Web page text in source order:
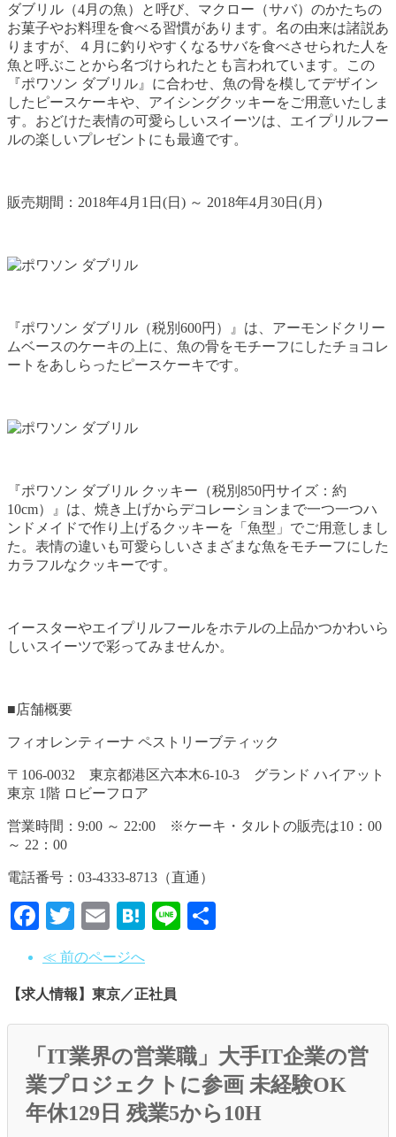
ダブリル（4月の魚）と呼び、マクロー（サバ）のかたちの
お菓子やお料理を食べる習慣があります。名の由来は諸説あ
りますが、４月に釣りやすくなるサバを食べさせられた人を
魚と呼ぶことから名づけられたとも言われています。この
『ポワソン ダブリル』に合わせ、魚の骨を模してデザイン
したピースケーキや、アイシングクッキーをご用意いたしま
す。おどけた表情の可愛らしいスイーツは、エイプリルフー
ルの楽しいプレゼントにも最適です。
販売期間：2018年4月1日(日) ～ 2018年4月30日(月)
『ポワソン ダブリル（税別600円）』は、アーモンドクリー
ムベースのケーキの上に、魚の骨をモチーフにしたチョコレ
ートをあしらったピースケーキです。
『ポワソン ダブリル クッキー（税別850円サイズ：約
10cm）』は、焼き上げからデコレーションまで一つ一つハ
ンドメイドで作り上げるクッキーを「魚型」でご用意しまし
た。表情の違いも可愛らしいさまざまな魚をモチーフにした
カラフルなクッキーです。
イースターやエイプリルフールをホテルの上品かつかわいら
しいスイーツで彩ってみませんか。
■店舗概要
フィオレンティーナ ペストリーブティック
〒106-0032 東京都港区六本木6-10-3 グランド ハイアット
東京 1階 ロビーフロア
営業時間：9:00 ～ 22:00 ※ケーキ・タルトの販売は10：00
～ 22：00
電話番号：03-4333-8713（直通）
Facebook
Twitter
EmailHatena
Line
≪ 前のページへ
【求人情報】東京／正社員
「IT業界の営業職」大手IT企業の営
業プロジェクトに参画 未経験OK
年休129日 残業5から10H